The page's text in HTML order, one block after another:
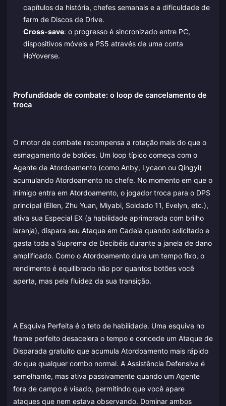
capítulos da história, chefes semanais e a dificuldade de
farm de Discos de Drive.
Cross-save: o progresso é sincronizado entre PC,
dispositivos móveis e PS5 através de uma conta
HoYoverse.
Profundidade de combate: o loop de cancelamento de
troca
O motor de combate recompensa a rotação mais do que o
esmagamento de botões. Um loop típico começa com o
Agente de Atordoamento (como Anby, Lycaon ou Qingyi)
acumulando Atordoamento no chefe. No momento em que o
inimigo entra em Atordoamento, o jogador troca para o DPS
principal (Ellen, Zhu Yuan, Miyabi, Soldado 11, Evelyn, etc.),
ativa sua Especial EX (a habilidade aprimorada com brilho
laranja), dispara seu Ataque em Cadeia quando solicitado e
gasta toda a Suprema de Decibéis durante a janela de dano
amplificado. Como o Atordoamento dura um tempo fixo, o
rendimento é equilibrado não por quantos botões você
aperta, mas pela fluidez da sua transição.
A Esquiva Perfeita é o teto de habilidade. Uma esquiva no
frame perfeito desacelera o tempo e concede um Ataque de
Disparada gratuito que acumula Atordoamento mais rápido
do que qualquer combo normal. A Assistência Defensiva é
semelhante, mas ativa passivamente quando um Agente
fora de campo é visado, permitindo que você apare
ataques que nem estava observando. Dominar ambos